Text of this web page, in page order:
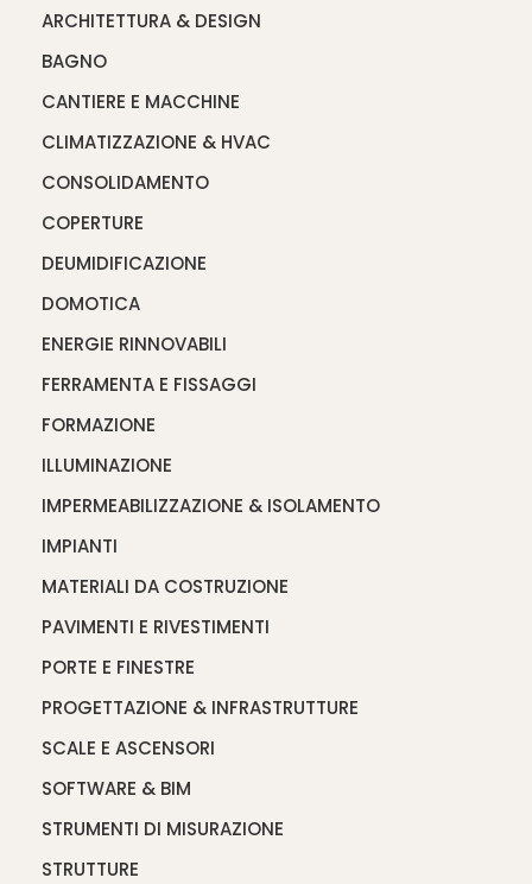
ARCHITETTURA & DESIGN
BAGNO
CANTIERE E MACCHINE
CLIMATIZZAZIONE & HVAC
CONSOLIDAMENTO
COPERTURE
DEUMIDIFICAZIONE
DOMOTICA
ENERGIE RINNOVABILI
FERRAMENTA E FISSAGGI
FORMAZIONE
ILLUMINAZIONE
IMPERMEABILIZZAZIONE & ISOLAMENTO
IMPIANTI
MATERIALI DA COSTRUZIONE
PAVIMENTI E RIVESTIMENTI
PORTE E FINESTRE
PROGETTAZIONE & INFRASTRUTTURE
SCALE E ASCENSORI
SOFTWARE & BIM
STRUMENTI DI MISURAZIONE
STRUTTURE